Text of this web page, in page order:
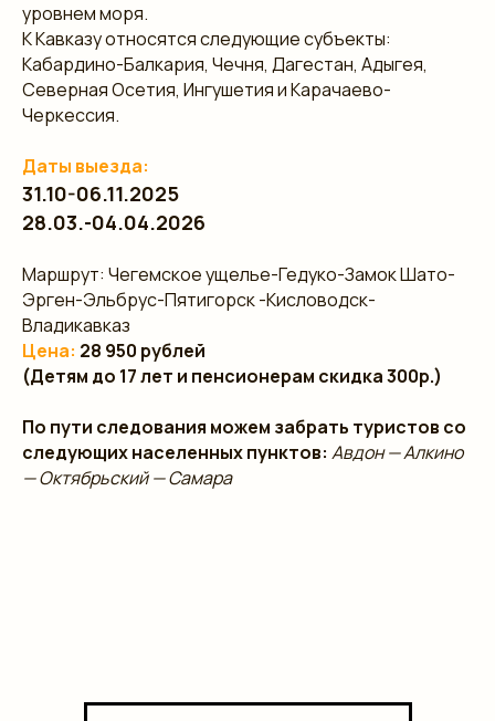
уровнем моря.
К Кавказу относятся следующие субъекты:
Кабардино-Балкария, Чечня, Дагестан, Адыгея,
Северная Осетия, Ингушетия и Карачаево-
Черкессия.
Даты выезда:
31.10-06.11.2025
28.03.-04.04.2026
Маршрут: Чегемское ущелье-Гедуко-Замок Шато-
Эрген-Эльбрус-Пятигорск -Кисловодск-
Владикавказ
Цена: 28 950 рублей
(Детям до 17 лет и пенсионерам скидка 300р.)
По пути следования можем забрать туристов со
следующих населенных пунктов: Авдон — Алкино
— Октябрьский — Самара